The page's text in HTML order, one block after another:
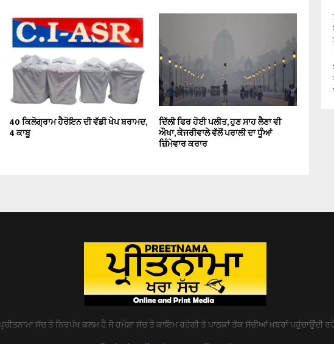
40 ਕਿਲੋਗ੍ਰਾਮ ਹੈਰੋਇਨ ਦੀ ਵੱਡੀ ਖੇਪ ਬਰਾਮਦ,
4 ਕਾਬੂ
ਦਿੱਲੀ ਫਿਰ ਹੋਈ ਪਲੀਤ, ਹੁਣ ਸਾਹ ਲੈਣਾ ਵੀ
ਔਖਾ, ਕੇਜਰੀਵਾਲੇ ਵੱਲੋਂ ਪਰਾਲੀ ਦਾ ਧੂੰਆਂ
ਜ਼ਿੰਮੇਵਾਰ ਕਰਾਰ
ਸੱਚ ਤੇ ਨਿਰਪੱਖ ਕਲਮ ਹੈ ਜੋ ਹਮੇਸ਼ਾ ਸੱਚ ਤੇ ਕਾਇਮ ਰਹੇਗੀ ਤੇ ਪਾਠਕਾਂ ਤੱਕ ਸੱਚੀਆਂ ਖ਼ਬਰਾਂ ਪਹੁੰਚਾਉਂਦੀ